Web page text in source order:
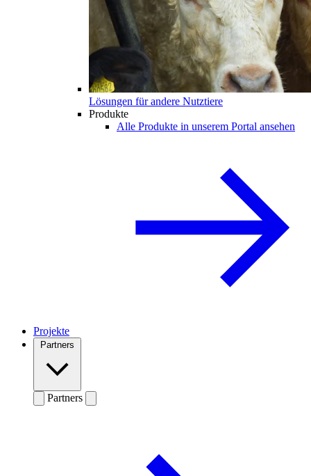
Lösungen für andere Nutztiere
Produkte
Alle Produkte in unserem Portal ansehen
Projekte
Partners
Partners